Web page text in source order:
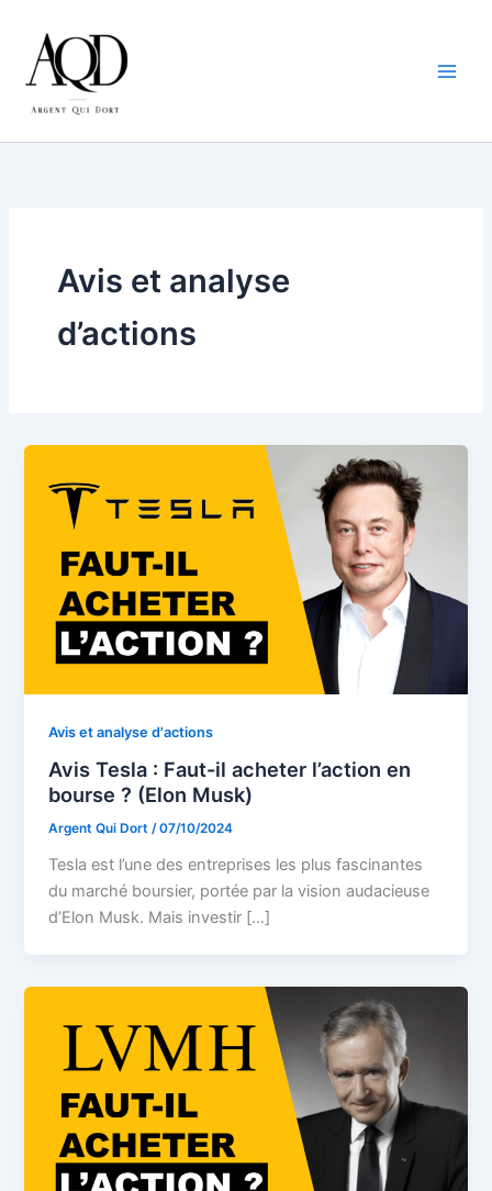
contenu
Avis et analyse
d’actions
Avis et analyse d'actions
Avis Tesla : Faut-il acheter l’action en
bourse ? (Elon Musk)
Argent Qui Dort/07/10/2024
Tesla est l’une des entreprises les plus fascinantes
du marché boursier, portée par la vision audacieuse
d’Elon Musk. Mais investir […]